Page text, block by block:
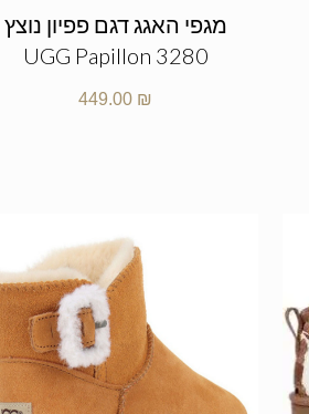
מגפי האגג דגם פפיון נוצץ
UGG Papillon 3280
449.00 ₪